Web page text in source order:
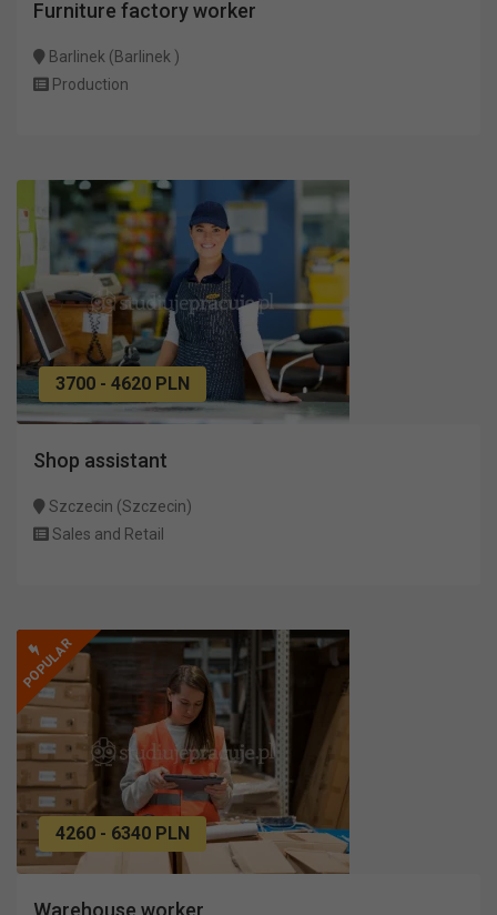
Furniture factory worker
Barlinek (Barlinek )
Production
3700 - 4620 PLN
Shop assistant
Szczecin (Szczecin)
Sales and Retail
POPULAR
4260 - 6340 PLN